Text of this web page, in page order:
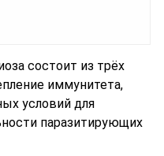
состоит из трёх
иммунитета,
условий для
паразитирующих